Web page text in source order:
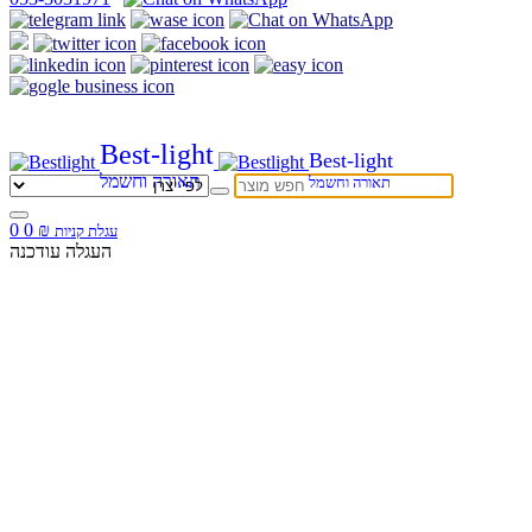
Best-light
תאורה וחשמל
Best-light
תאורה וחשמל
0 עגלת קניות ₪
0
העגלה עודכנה